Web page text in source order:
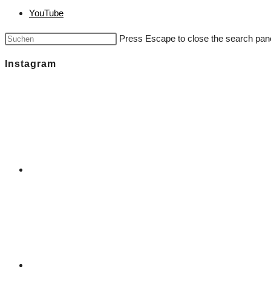
YouTube
Press Escape to close the search
Instagram